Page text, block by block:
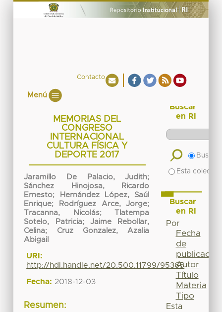
Contacto
Menú
MEMORIAS DEL
CONGRESO
INTERNACIONAL
CULTURA FÍSICA Y
DEPORTE 2017
Jaramillo De Palacio, Judith;
Sánchez Hinojosa, Ricardo
Ernesto;
Hernández López, Saúl
Enrique; Rodríguez Arce, Jorge;
Tracanna, Nicolás;
Tlatempa
Sotelo, Patricia; Jaime Rebollar,
Celina; Cruz Gonzalez, Azalia
Abigail
URI:
http://hdl.handle.net/20.500.11799/95365
Fecha: 2018-12-03
Resumen:
Buscar
en RI
Buscar
Esta
Buscar
en RI
Por
Fecha
de
publicación
Autor
Título
Materia
Tipo
Esta